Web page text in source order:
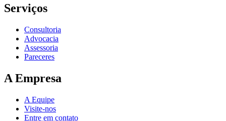
Serviços
Consultoria
Advocacia
Assessoria
Pareceres
A Empresa
A Equipe
Visite-nos
Entre em contato